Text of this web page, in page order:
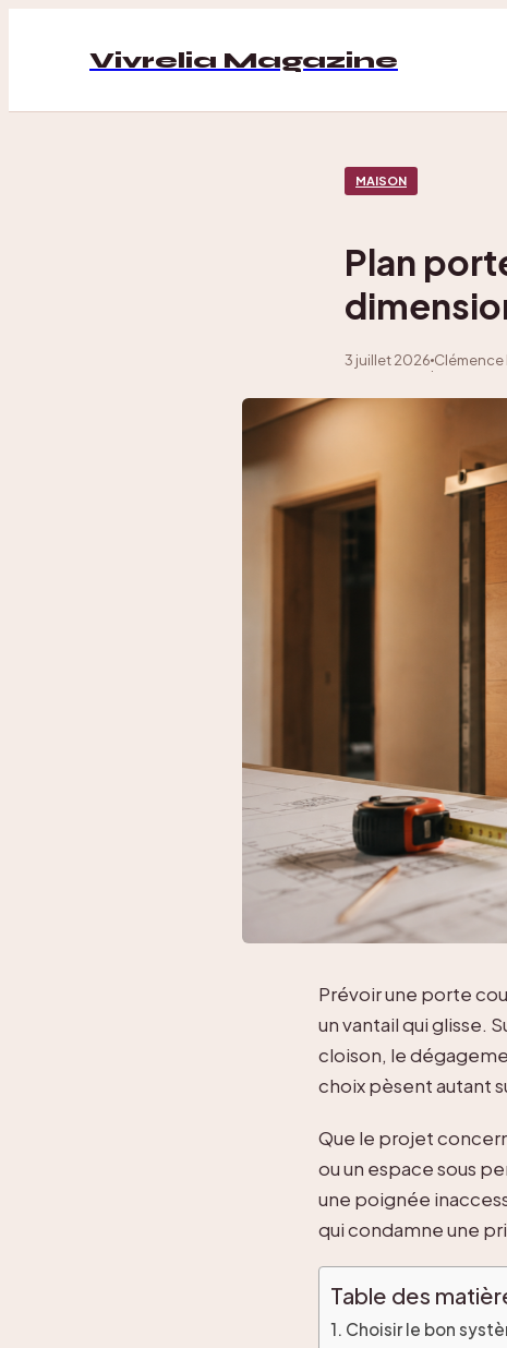
Vivrelia Magazine
MAISON
Plan
3 juillet 2026
·
Prévoir une porte
un vantail qui glisse.
cloison, le
choix pèsent autant
Que le projet
ou un espace sous
une poignée
qui condamne une
Table des
Choisir le bon